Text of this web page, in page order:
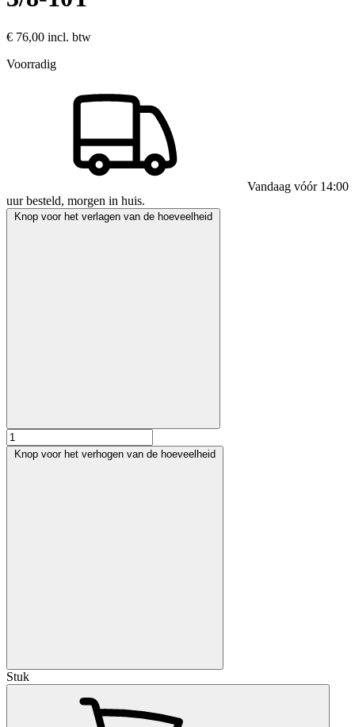
€ 76,00 incl. btw
Voorradig
Vandaag vóór 14:00
uur besteld, morgen in huis.
Knop voor het verlagen van de hoeveelheid
Knop voor het verhogen van de hoeveelheid
Stuk